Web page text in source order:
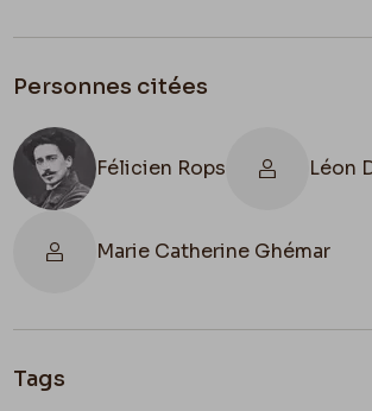
Personnes citées
Félicien Rops Léon
Marie Catherine Ghémar
Tags